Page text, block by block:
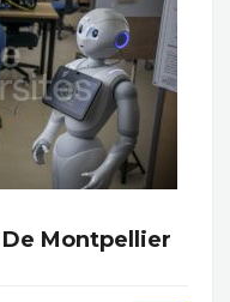
Montpellier